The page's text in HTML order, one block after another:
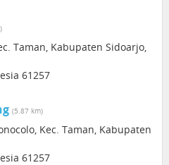
Taman, Kabupaten Sidoarjo,
61257
(5.87 km)
Kec. Taman, Kabupaten
61257